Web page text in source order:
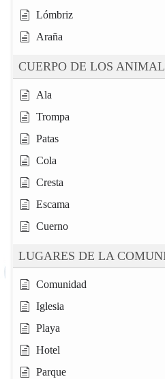
Lómbriz
Araña
CUERPO DE LOS
Ala
Trompa
Patas
Cola
Cresta
Escama
Cuerno
LUGARES DE LA
Comunidad
Iglesia
Playa
Hotel
Parque